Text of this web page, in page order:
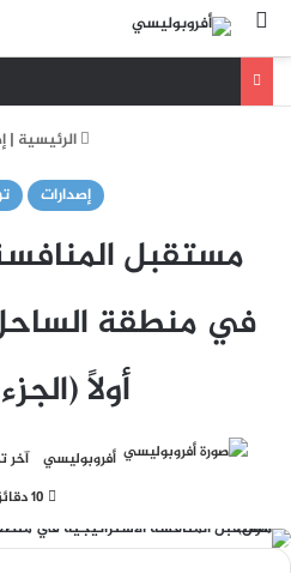
بحث عن
الرئيسية |
إصدارات
مستقبل
في منطقة
أولاً
أفروبوليسي آخر